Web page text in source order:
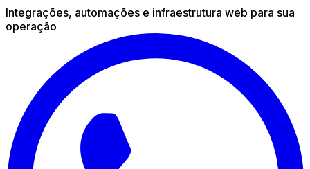
Integrações, automações e infraestrutura web para sua
operação